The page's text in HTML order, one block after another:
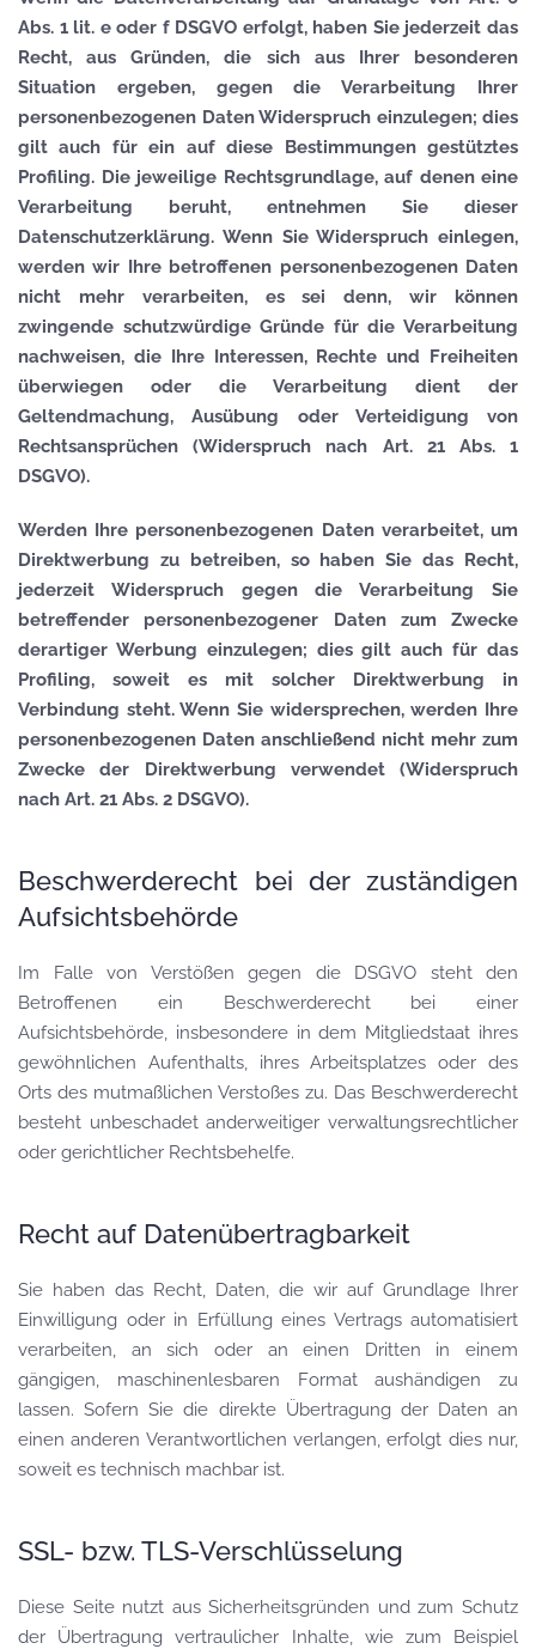
Abs. 1 lit. e oder f DSGVO erfolgt, haben Sie jederzeit das
Recht, aus Gründen, die sich aus Ihrer besonderen
Situation ergeben, gegen die Verarbeitung Ihrer
personenbezogenen Daten Widerspruch einzulegen; dies
gilt auch für ein auf diese Bestimmungen gestütztes
Profiling. Die jeweilige Rechtsgrundlage, auf denen eine
Verarbeitung beruht, entnehmen Sie dieser
Datenschutzerklärung. Wenn Sie Widerspruch einlegen,
werden wir Ihre betroffenen personenbezogenen Daten
nicht mehr verarbeiten, es sei denn, wir können
zwingende schutzwürdige Gründe für die Verarbeitung
nachweisen, die Ihre Interessen, Rechte und Freiheiten
überwiegen oder die Verarbeitung dient der
Geltendmachung, Ausübung oder Verteidigung von
Rechtsansprüchen (Widerspruch nach Art. 21 Abs. 1
DSGVO).
Werden Ihre personenbezogenen Daten verarbeitet, um
Direktwerbung zu betreiben, so haben Sie das Recht,
jederzeit Widerspruch gegen die Verarbeitung Sie
betreffender personenbezogener Daten zum Zwecke
derartiger Werbung einzulegen; dies gilt auch für das
Profiling, soweit es mit solcher Direktwerbung in
Verbindung steht. Wenn Sie widersprechen, werden Ihre
personenbezogenen Daten anschließend nicht mehr zum
Zwecke der Direktwerbung verwendet (Widerspruch
nach Art. 21 Abs. 2 DSGVO).
Beschwerderecht bei der zuständigen
Aufsichtsbehörde
Im Falle von Verstößen gegen die DSGVO steht den
Betroffenen ein Beschwerderecht bei einer
Aufsichtsbehörde, insbesondere in dem Mitgliedstaat ihres
gewöhnlichen Aufenthalts, ihres Arbeitsplatzes oder des
Orts des mutmaßlichen Verstoßes zu. Das Beschwerderecht
besteht unbeschadet anderweitiger verwaltungsrechtlicher
oder gerichtlicher Rechtsbehelfe.
Recht auf Datenübertragbarkeit
Sie haben das Recht, Daten, die wir auf Grundlage Ihrer
Einwilligung oder in Erfüllung eines Vertrags automatisiert
verarbeiten, an sich oder an einen Dritten in einem
gängigen, maschinenlesbaren Format aushändigen zu
lassen. Sofern Sie die direkte Übertragung der Daten an
einen anderen Verantwortlichen verlangen, erfolgt dies nur,
soweit es technisch machbar ist.
SSL- bzw. TLS-Verschlüsselung
Diese Seite nutzt aus Sicherheitsgründen und zum Schutz
der Übertragung vertraulicher Inhalte, wie zum Beispiel